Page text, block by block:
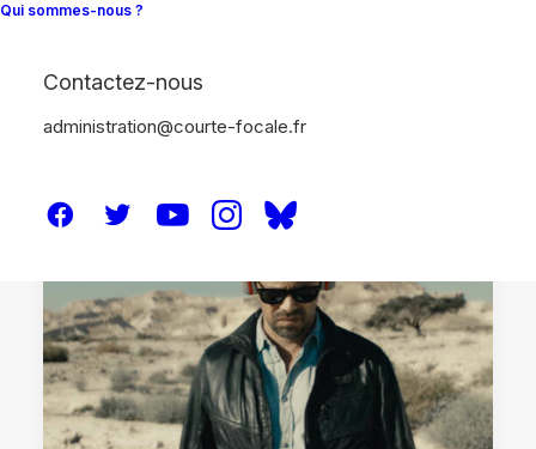
Qui sommes-nous ?
Contactez-nous
administration@courte-focale.fr